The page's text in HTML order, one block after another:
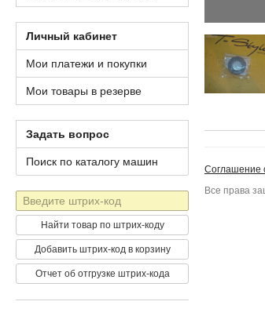
Личный кабинет
Мои платежи и покупки
Мои товары в резерве
Задать вопрос
Поиск по каталогу машин
Штрих-
код
Найти товар по штрих-коду
Добавить штрих-код в корзину
Отчет об отгрузке штрих-кода
Соглашение
Все права